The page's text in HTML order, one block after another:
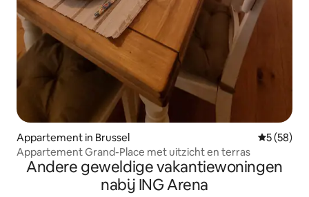
Appartement in Brussel
5 (58)
Appartement Grand-Place met uitzicht en terras
Andere geweldige vakantiewoningen
nabij ING Arena